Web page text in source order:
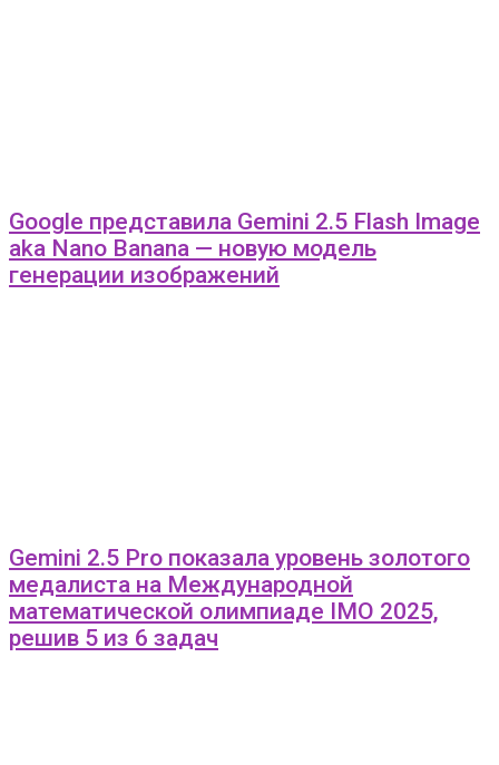
Google представила Gemini 2.5 Flash Image
aka Nano Banana — новую модель
генерации изображений
Gemini 2.5 Pro показала уровень золотого
медалиста на Международной
математической олимпиаде IMO 2025,
решив 5 из 6 задач